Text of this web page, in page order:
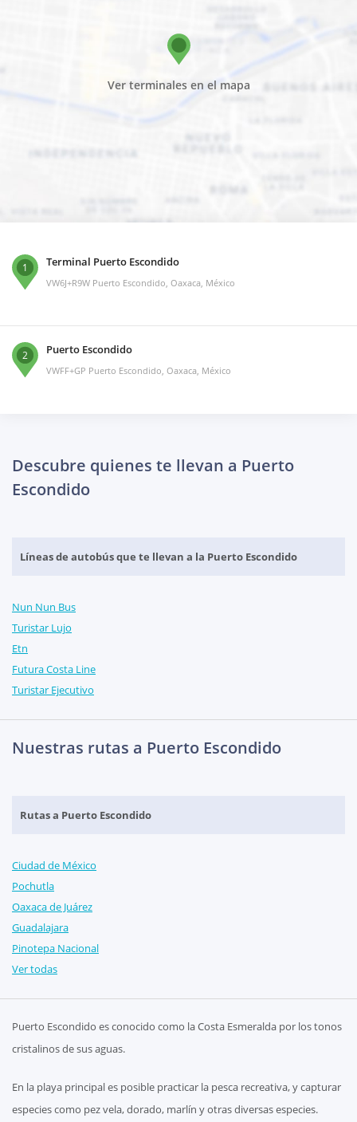
Ver terminales en el mapa
1 Terminal Puerto Escondido
VW6J+R9W Puerto Escondido, Oaxaca, México
2 Puerto Escondido
VWFF+GP Puerto Escondido, Oaxaca, México
Descubre quienes te llevan a Puerto
Escondido
Líneas de autobús que te llevan a la Puerto Escondido
Nun Nun Bus
Turistar Lujo
Etn
Futura Costa Line
Turistar Ejecutivo
Nuestras rutas a Puerto Escondido
Rutas a Puerto Escondido
Ciudad de México
Pochutla
Oaxaca de Juárez
Guadalajara
Pinotepa Nacional
Ver todas
Puerto Escondido es conocido como la Costa Esmeralda por los tonos
cristalinos de sus aguas.
En la playa principal es posible practicar la pesca recreativa, y capturar
especies como pez vela, dorado, marlín y otras diversas especies.